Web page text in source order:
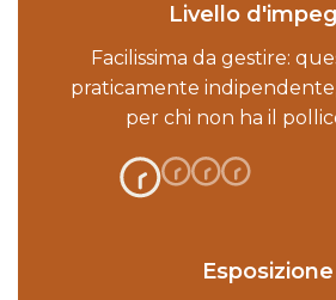
Livello
Facilissima da gestire:
praticamente
per chi non ha il
Esposizione